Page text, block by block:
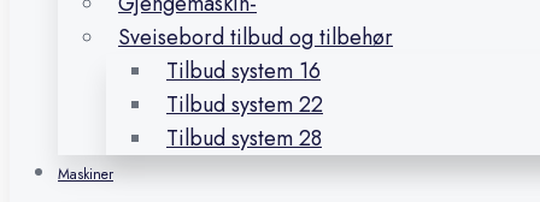
Sveisebord tilbud og tilbehør
Tilbud system 16
Tilbud system 22
Tilbud system 28
Maskiner